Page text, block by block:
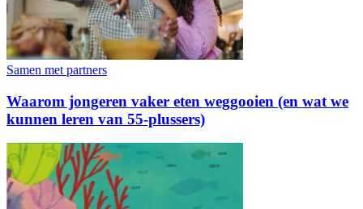
Samen met partners
Waarom jongeren vaker eten weggooien (en wat we
kunnen leren van 55-plussers)